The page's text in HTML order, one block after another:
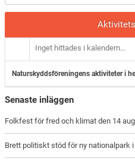
Inget hittades i kalendern...
Naturskyddsföreningens aktiviteter i
Senaste inläggen
Folkfest för fred och klimat den 14
Brett politiskt stöd för ny nationalpark